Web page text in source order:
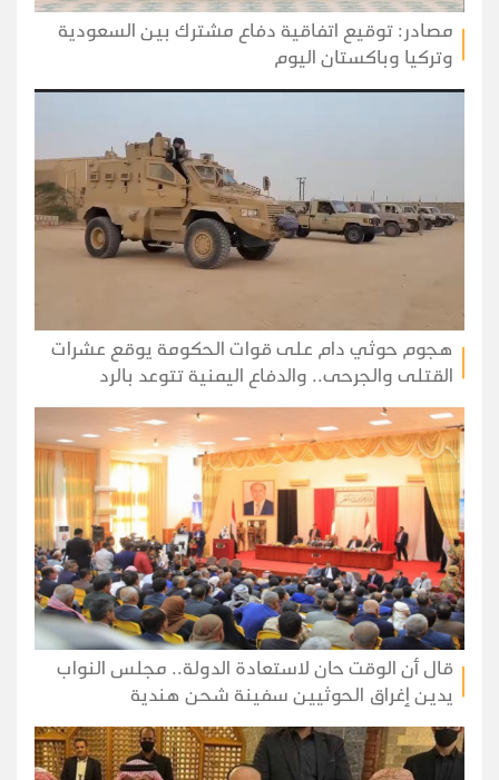
مصادر: توقيع اتفاقية دفاع مشترك بين السعودية
وتركيا وباكستان اليوم
هجوم حوثي دام على قوات الحكومة يوقع عشرات
القتلى والجرحى.. والدفاع اليمنية تتوعد بالرد
قال أن الوقت حان لاستعادة الدولة.. مجلس النواب
يدين إغراق الحوثيين سفينة شحن هندية